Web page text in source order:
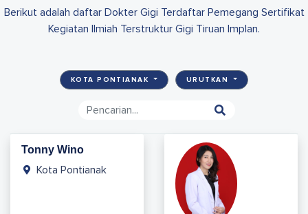
Berikut adalah daftar Dokter Gigi Terdaftar Pemegang Sertifikat
Kegiatan Ilmiah Terstruktur Gigi Tiruan Implan.
KOTA PONTIANAK URUTKAN
Tonny Wino
Kota Pontianak